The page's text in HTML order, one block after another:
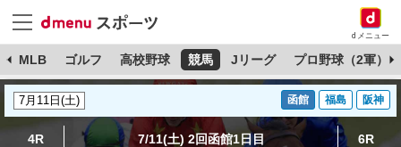
dメニュー
MLB ゴルフ 高校野球 競馬 Jリーグ プロ野球（2軍）
函館 福島 阪神
4R 7/11(土) 2回函館1日目 6R